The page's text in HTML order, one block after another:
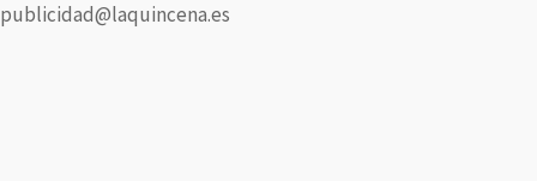
publicidad@laquincena.es